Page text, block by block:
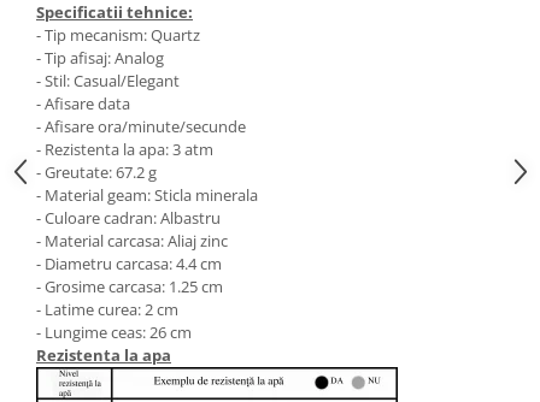
Specificatii tehnice:
- Tip mecanism: Quartz
- Tip afisaj: Analog
- Stil: Casual/Elegant
- Afisare data
- Afisare ora/minute/secunde
- Rezistenta la apa: 3 atm
- Greutate: 67.2 g
- Material geam: Sticla minerala
- Culoare cadran: Albastru
- Material carcasa: Aliaj zinc
- Diametru carcasa: 4.4 cm
- Grosime carcasa: 1.25 cm
- Latime curea: 2 cm
- Lungime ceas: 26 cm
Rezistenta la apa